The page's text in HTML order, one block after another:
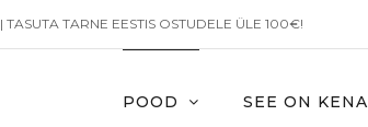
| TASUTA TARNE EESTIS OSTUDELE ÜLE 100€!
POOD SEE ON KENA